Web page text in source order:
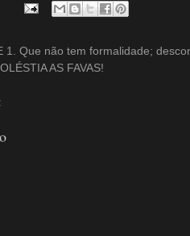
1. Que não tem formalidade;
AS FAVAS!